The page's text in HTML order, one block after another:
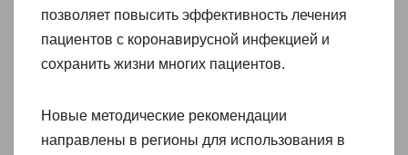
позволяет повысить эффективность лечения
пациентов с коронавирусной инфекцией и
сохранить жизни многих пациентов.
Новые методические рекомендации
направлены в регионы для использования в